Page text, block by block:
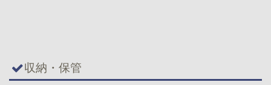
収納・保管